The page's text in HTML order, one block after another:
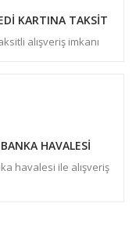
KARTINA TAKSİT
alışveriş imkanı
BANKA HAVALESİ
havalesi ile alışveriş